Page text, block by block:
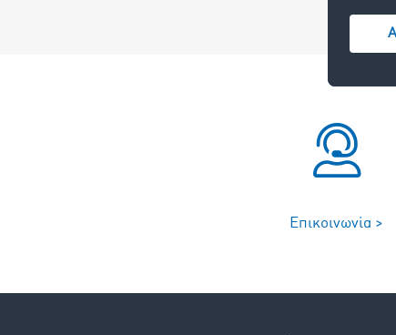
Επικοινωνία >